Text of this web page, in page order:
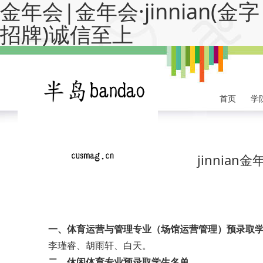
金年会|金年会·jinnian(金字
招牌)诚信至上
首页 学
jinnian金
一、体育运营与管理专业（场馆运营管理）预录取
李瑾睿、胡雨轩、白天。